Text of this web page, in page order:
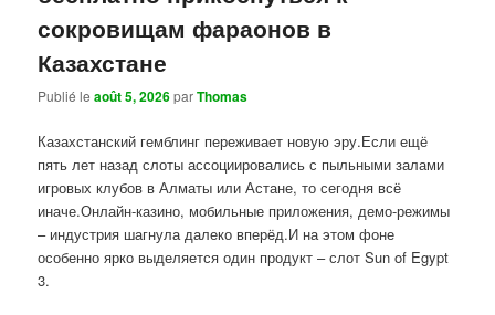
сокровищам фараонов в
Казахстане
Publié leaoût 5, 2026parThomas
Казахстанский гемблинг переживает новую эру.Если ещё
пять лет назад слоты ассоциировались с пыльными залами
игровых клубов в Алматы или Астане, то сегодня всё
иначе.Онлайн-казино, мобильные приложения, демо-режимы
– индустрия шагнула далеко вперёд.И на этом фоне
особенно ярко выделяется один продукт – слот Sun of Egypt
3.